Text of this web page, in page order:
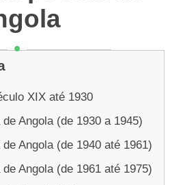
XIX até 1930
Angola (de 1930 a 1945)
Angola (de 1940 até 1961)
Angola (de 1961 até 1975)